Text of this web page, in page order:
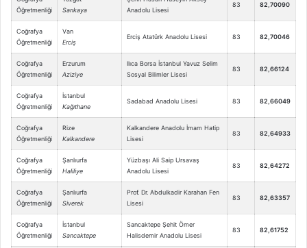
Öğretmenliği
Sarıkaya
Anadolu Lisesi
83 82,70090
Coğrafya
Öğretmenliği
Van
Erciş
Erciş Atatürk Anadolu Lisesi 83 82,70046
Coğrafya
Öğretmenliği
Erzurum
Aziziye
Ilıca Borsa İstanbul Yavuz Selim
Sosyal Bilimler Lisesi
83 82,66124
Coğrafya
Öğretmenliği
İstanbul
Kağıthane
Sadabad Anadolu Lisesi 83 82,66049
Coğrafya
Öğretmenliği
Rize
Kalkandere
Kalkandere Anadolu İmam Hatip
Lisesi
83 82,64933
Coğrafya
Öğretmenliği
Şanlıurfa
Haliliye
Yüzbaşı Ali Saip Ursavaş
Anadolu Lisesi
83 82,64272
Coğrafya
Öğretmenliği
Şanlıurfa
Siverek
Prof. Dr. Abdulkadir Karahan Fen
Lisesi
83 82,63357
Coğrafya
Öğretmenliği
İstanbul
Sancaktepe
Sancaktepe Şehit Ömer
Halisdemir Anadolu Lisesi
83 82,61752